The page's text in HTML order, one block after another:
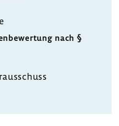
nach §